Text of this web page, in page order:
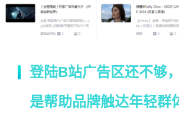
登陆B站广告区还不够
是帮助品牌触达年轻群